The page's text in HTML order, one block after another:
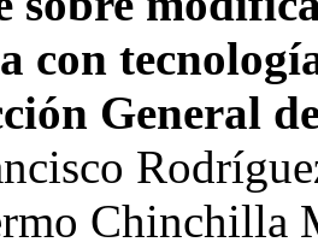
con
General
Chinchilla